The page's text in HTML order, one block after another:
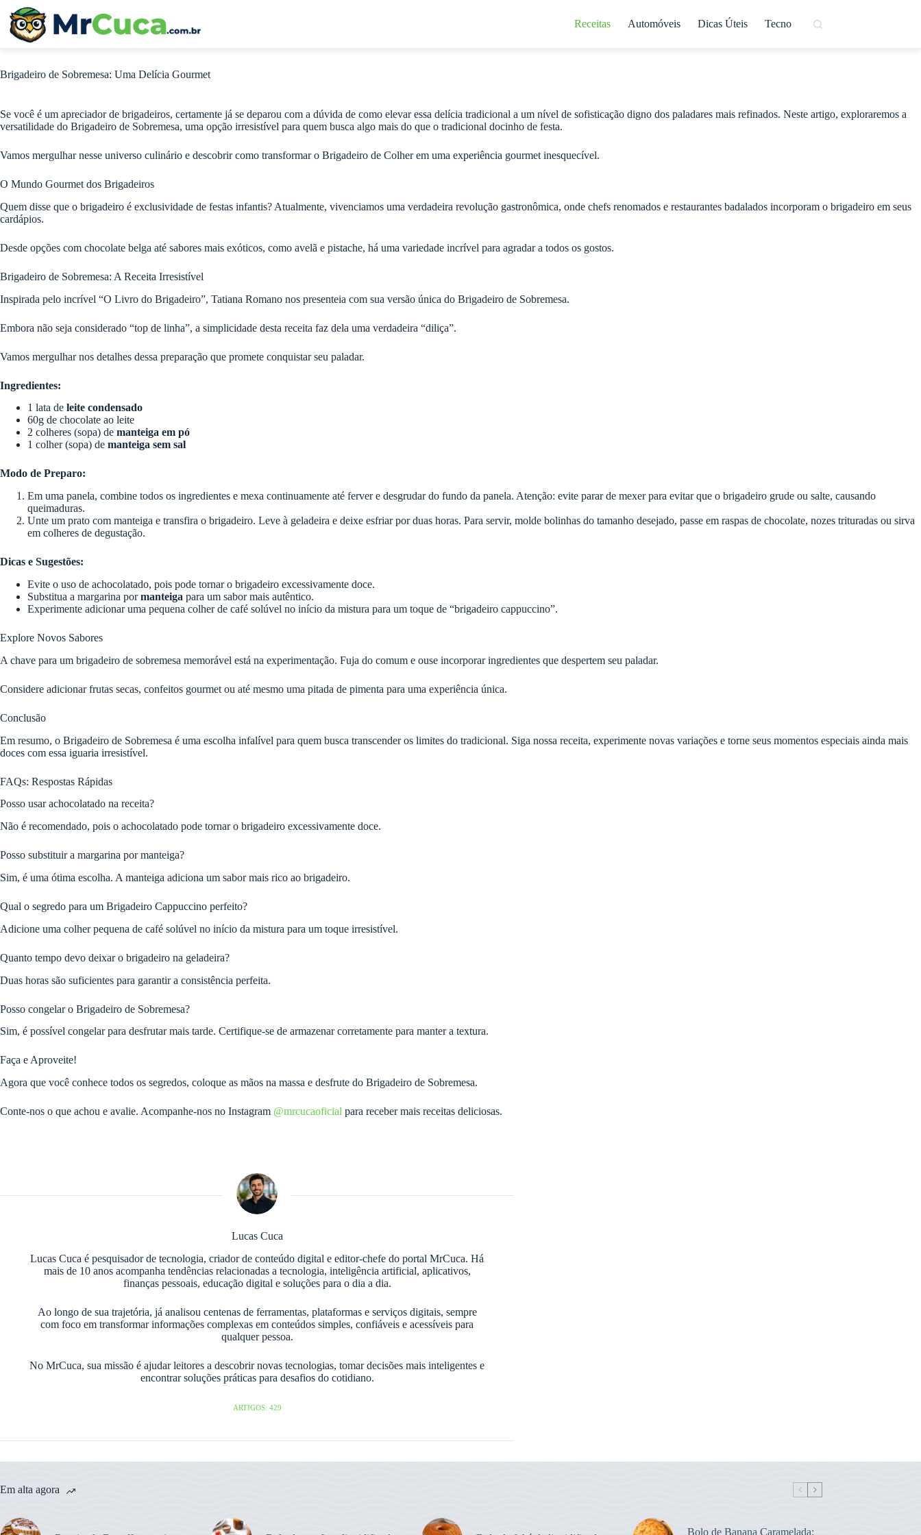
para
conteúdo
Receitas Automóveis Dicas Úteis Tecno
Brigadeiro de Sobremesa: Uma Delícia Gourmet
Se você é um apreciador de brigadeiros, certamente já se deparou com a dúvida de como elevar essa delícia tradicional a um nível de sofisticação digno dos paladares mais refinados. Neste artigo, exploraremos a
versatilidade do Brigadeiro de Sobremesa, uma opção irresistível para quem busca algo mais do que o tradicional docinho de festa.
Vamos mergulhar nesse universo culinário e descobrir como transformar o Brigadeiro de Colher em uma experiência gourmet inesquecível.
O Mundo Gourmet dos Brigadeiros
Quem disse que o brigadeiro é exclusividade de festas infantis? Atualmente, vivenciamos uma verdadeira revolução gastronômica, onde chefs renomados e restaurantes badalados incorporam o brigadeiro em seus
cardápios.
Desde opções com chocolate belga até sabores mais exóticos, como avelã e pistache, há uma variedade incrível para agradar a todos os gostos.
Brigadeiro de Sobremesa: A Receita Irresistível
Inspirada pelo incrível “O Livro do Brigadeiro”, Tatiana Romano nos presenteia com sua versão única do Brigadeiro de Sobremesa.
Embora não seja considerado “top de linha”, a simplicidade desta receita faz dela uma verdadeira “diliça”.
Vamos mergulhar nos detalhes dessa preparação que promete conquistar seu paladar.
Ingredientes:
1 lata de leite condensado
60g de chocolate ao leite
2 colheres (sopa) de manteiga em pó
1 colher (sopa) de manteiga sem sal
Modo de Preparo:
Em uma panela, combine todos os ingredientes e mexa continuamente até ferver e desgrudar do fundo da panela. Atenção: evite parar de mexer para evitar que o brigadeiro grude ou salte, causando
queimaduras.
Unte um prato com manteiga e transfira o brigadeiro. Leve à geladeira e deixe esfriar por duas horas. Para servir, molde bolinhas do tamanho desejado, passe em raspas de chocolate, nozes trituradas ou sirva
em colheres de degustação.
Dicas e Sugestões:
Evite o uso de achocolatado, pois pode tornar o brigadeiro excessivamente doce.
Substitua a margarina pormanteiga para um sabor mais autêntico.
Experimente adicionar uma pequena colher de café solúvel no início da mistura para um toque de “brigadeiro cappuccino”.
Explore Novos Sabores
A chave para um brigadeiro de sobremesa memorável está na experimentação. Fuja do comum e ouse incorporar ingredientes que despertem seu paladar.
Considere adicionar frutas secas, confeitos gourmet ou até mesmo uma pitada de pimenta para uma experiência única.
Conclusão
Em resumo, o Brigadeiro de Sobremesa é uma escolha infalível para quem busca transcender os limites do tradicional. Siga nossa receita, experimente novas variações e torne seus momentos especiais ainda mais
doces com essa iguaria irresistível.
FAQs: Respostas Rápidas
Posso usar achocolatado na receita?
Não é recomendado, pois o achocolatado pode tornar o brigadeiro excessivamente doce.
Posso substituir a margarina por manteiga?
Sim, é uma ótima escolha. A manteiga adiciona um sabor mais rico ao brigadeiro.
Qual o segredo para um Brigadeiro Cappuccino perfeito?
Adicione uma colher pequena de café solúvel no início da mistura para um toque irresistível.
Quanto tempo devo deixar o brigadeiro na geladeira?
Duas horas são suficientes para garantir a consistência perfeita.
Posso congelar o Brigadeiro de Sobremesa?
Sim, é possível congelar para desfrutar mais tarde. Certifique-se de armazenar corretamente para manter a textura.
Faça e Aproveite!
Agora que você conhece todos os segredos, coloque as mãos na massa e desfrute do Brigadeiro de Sobremesa.
Conte-nos o que achou e avalie. Acompanhe-nos no Instagram @mrcucaoficial para receber mais receitas deliciosas.
Lucas Cuca
Lucas Cuca é pesquisador de tecnologia, criador de conteúdo digital e editor-chefe do portal MrCuca. Há
mais de 10 anos acompanha tendências relacionadas a tecnologia, inteligência artificial, aplicativos,
finanças pessoais, educação digital e soluções para o dia a dia.
Ao longo de sua trajetória, já analisou centenas de ferramentas, plataformas e serviços digitais, sempre
com foco em transformar informações complexas em conteúdos simples, confiáveis e acessíveis para
qualquer pessoa.
No MrCuca, sua missão é ajudar leitores a descobrir novas tecnologias, tomar decisões mais inteligentes e
encontrar soluções práticas para desafios do cotidiano.
ARTIGOS: 429
Em alta agora
Bolo de Banana Caramelada: